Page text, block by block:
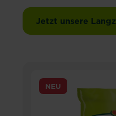
Jetzt unsere
NEU